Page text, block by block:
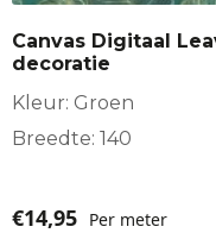
Canvas Digitaal
decoratie
Kleur: Groen
Breedte: 140
€14,95 Per meter